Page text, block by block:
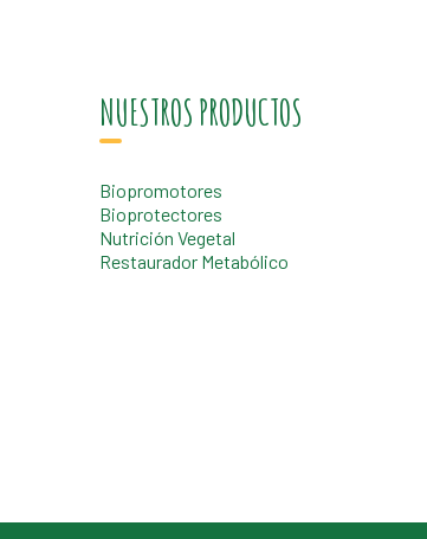
NUESTROS PRODUCTOS
Biopromotores
Bioprotectores
Nutrición Vegetal
Restaurador Metabólico